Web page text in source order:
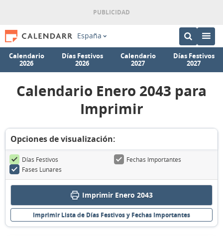
España
Calendario
2026
Días Festivos
2026
Calendario
2027
Días Festivos
2027
Calendario Enero 2043 para
Imprimir
Opciones de visualización:
Días Festivos
Fechas Importantes
Fases Lunares
Imprimir Enero 2043
Imprimir Lista de Días Festivos y Fechas Importantes